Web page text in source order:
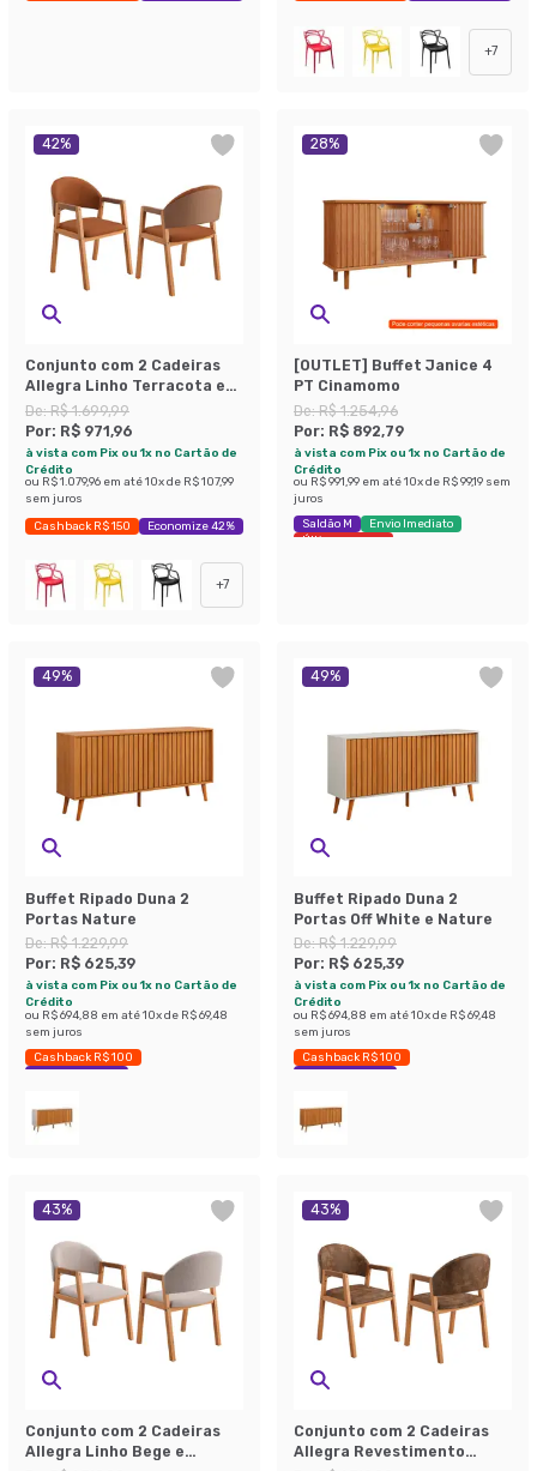
+7
42%
Conjunto com 2 Cadeiras
Allegra Linho Terracota e
Madeira
De:R$ 1.699,99
Por: R$ 971,96
à vista com Pix ou 1x no Cartão de
Crédito
ou R$ 1.079,96 em até10x de R$ 107,99
sem juros
Cashback R$ 150 Economize 42%
+7
28%
[OUTLET] Buffet Janice 4
PT Cinamomo
De:R$ 1.254,96
Por: R$ 892,79
à vista com Pix ou 1x no Cartão de
Crédito
ou R$ 991,99 em até10x de R$ 99,19 sem
juros
Saldão M
Envio Imediato
Últimas peças
49%
Buffet Ripado Duna 2
Portas Nature
De:R$ 1.229,99
Por: R$ 625,39
à vista com Pix ou 1x no Cartão de
Crédito
ou R$ 694,88 em até10x de R$ 69,48
sem juros
Cashback R$ 100
Economize 49%
49%
Buffet Ripado Duna 2
Portas Off White e Nature
De:R$ 1.229,99
Por: R$ 625,39
à vista com Pix ou 1x no Cartão de
Crédito
ou R$ 694,88 em até10x de R$ 69,48
sem juros
Cashback R$ 100
Economize 49%
43%
Conjunto com 2 Cadeiras
Allegra Linho Bege e
43%
Conjunto com 2 Cadeiras
Allegra Revestimento